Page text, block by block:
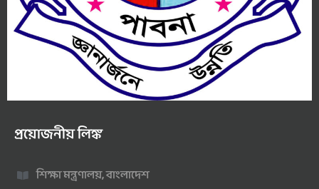
প্রয়োজনীয় লিঙ্ক
শিক্ষা মন্ত্রণালয়, বাংলাদেশ